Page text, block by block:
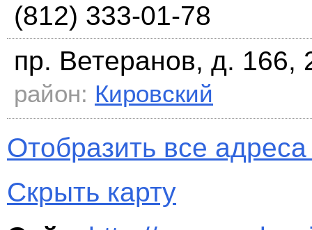
(812) 333-01-78
пр. Ветеранов, д. 166,
район: Кировский
Отобразить все
Скрыть карту